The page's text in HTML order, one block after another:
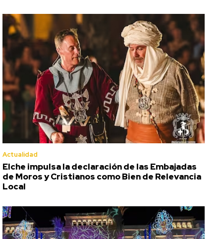
Actualidad
Elche impulsa la declaración de las Embajadas
de Moros y Cristianos como Bien de Relevancia
Local